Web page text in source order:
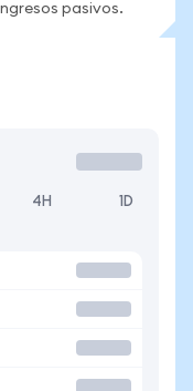
pasivos.
4H 1D